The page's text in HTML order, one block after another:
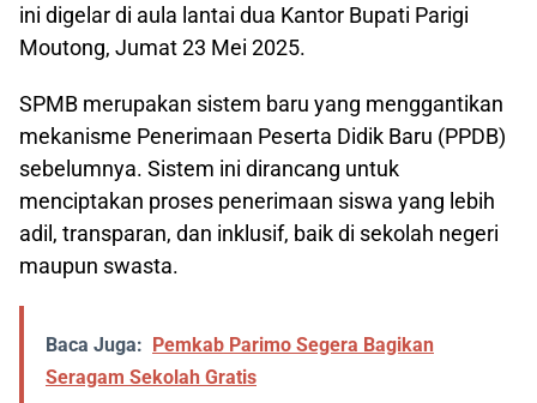
ini digelar di aula lantai dua Kantor Bupati Parigi
Moutong, Jumat 23 Mei 2025.
SPMB merupakan sistem baru yang menggantikan
mekanisme Penerimaan Peserta Didik Baru (PPDB)
sebelumnya. Sistem ini dirancang untuk
menciptakan proses penerimaan siswa yang lebih
adil, transparan, dan inklusif, baik di sekolah negeri
maupun swasta.
Baca Juga: Pemkab Parimo Segera Bagikan
Seragam Sekolah Gratis